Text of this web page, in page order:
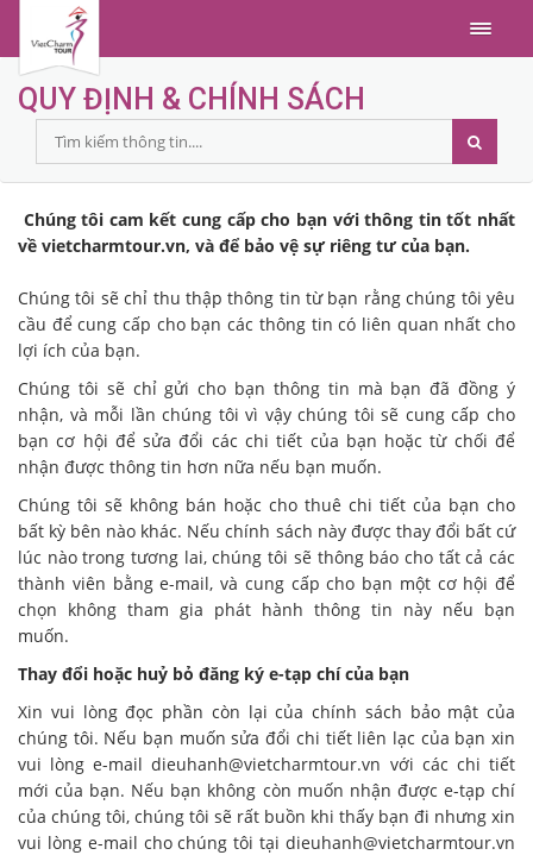
Menu
QUY ĐỊNH & CHÍNH SÁCH
Chúng tôi cam kết cung cấp cho bạn với thông tin tốt nhất
về vietcharmtour.vn, và để bảo vệ sự riêng tư của bạn.
Chúng tôi sẽ chỉ thu thập thông tin từ bạn rằng chúng tôi yêu
cầu để cung cấp cho bạn các thông tin có liên quan nhất cho
lợi ích của bạn.
Chúng tôi sẽ chỉ gửi cho bạn thông tin mà bạn đã đồng ý
nhận, và mỗi lần chúng tôi vì vậy chúng tôi sẽ cung cấp cho
bạn cơ hội để sửa đổi các chi tiết của bạn hoặc từ chối để
nhận được thông tin hơn nữa nếu bạn muốn.
Chúng tôi sẽ không bán hoặc cho thuê chi tiết của bạn cho
bất kỳ bên nào khác. Nếu chính sách này được thay đổi bất cứ
lúc nào trong tương lai, chúng tôi sẽ thông báo cho tất cả các
thành viên bằng e-mail, và cung cấp cho bạn một cơ hội để
chọn không tham gia phát hành thông tin này nếu bạn
muốn.
Thay đổi hoặc huỷ bỏ đăng ký e-tạp chí của bạn
Xin vui lòng đọc phần còn lại của chính sách bảo mật của
chúng tôi. Nếu bạn muốn sửa đổi chi tiết liên lạc của bạn xin
vui lòng e-mail dieuhanh@vietcharmtour.vn với các chi tiết
mới của bạn. Nếu bạn không còn muốn nhận được e-tạp chí
của chúng tôi, chúng tôi sẽ rất buồn khi thấy bạn đi nhưng xin
vui lòng e-mail cho chúng tôi tại dieuhanh@vietcharmtour.vn